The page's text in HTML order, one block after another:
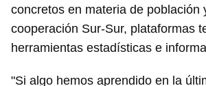
concretos en materia de población
cooperación Sur-Sur, plataformas
herramientas estadísticas e
"Si algo hemos aprendido en la